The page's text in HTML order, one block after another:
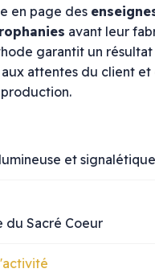
en page des
avant leur
garantit un
attentes du client
et signalétique
du Sacré Coeur